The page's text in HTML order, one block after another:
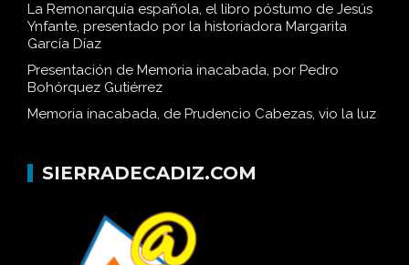
La Remonarquía española, el libro póstumo de Jesús
Ynfante, presentado por la historiadora Margarita
García Díaz
Presentación de Memoria inacabada, por Pedro
Bohórquez Gutiérrez
Memoria inacabada, de Prudencio Cabezas, vio la luz
SIERRADECADIZ.COM